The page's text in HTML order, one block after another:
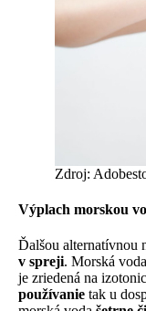
Zdroj:
Výplach morskou
Ďalšou alternatívnou
v spreji. Morská
je zriedená na
používanie tak u